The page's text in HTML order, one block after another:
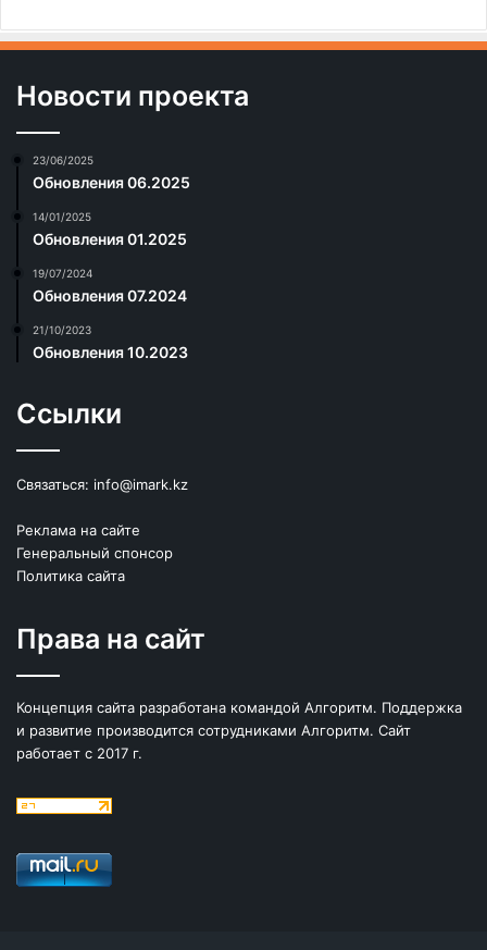
Новости проекта
23/06/2025
Обновления 06.2025
14/01/2025
Обновления 01.2025
19/07/2024
Обновления 07.2024
21/10/2023
Обновления 10.2023
Ссылки
Связаться: info@imark.kz
Реклама на сайте
Генеральный спонсор
Политика сайта
Права на сайт
Концепция сайта разработана командой Алгоритм. Поддержка
и развитие производится сотрудниками Алгоритм. Сайт
работает с 2017 г.